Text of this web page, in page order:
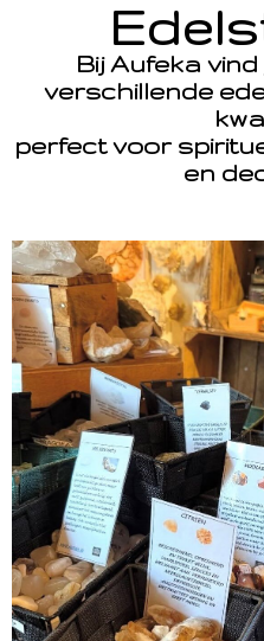
Bij Aufeka vind
verschillende
perfect voor
en